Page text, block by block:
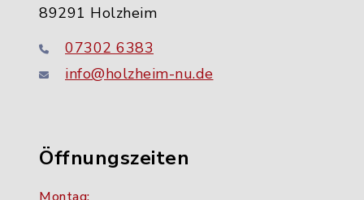
89291 Holzheim
07302 6383
info@holzheim-nu.de
Öffnungszeiten